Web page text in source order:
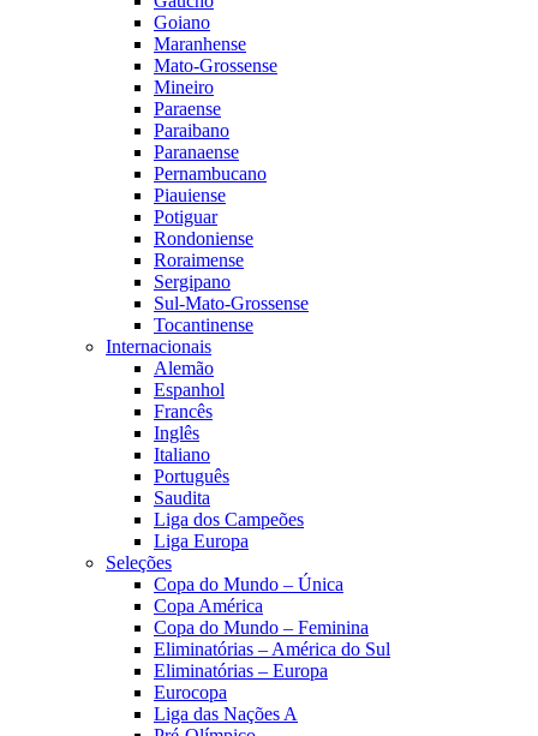
Goiano
Maranhense
Mato-Grossense
Mineiro
Paraense
Paraibano
Paranaense
Pernambucano
Piauiense
Potiguar
Rondoniense
Roraimense
Sergipano
Sul-Mato-Grossense
Tocantinense
Internacionais
Alemão
Espanhol
Francês
Inglês
Italiano
Português
Saudita
Liga dos Campeões
Liga Europa
Seleções
Copa do Mundo – Única
Copa América
Copa do Mundo – Feminina
Eliminatórias – América do Sul
Eliminatórias – Europa
Eurocopa
Liga das Nações A